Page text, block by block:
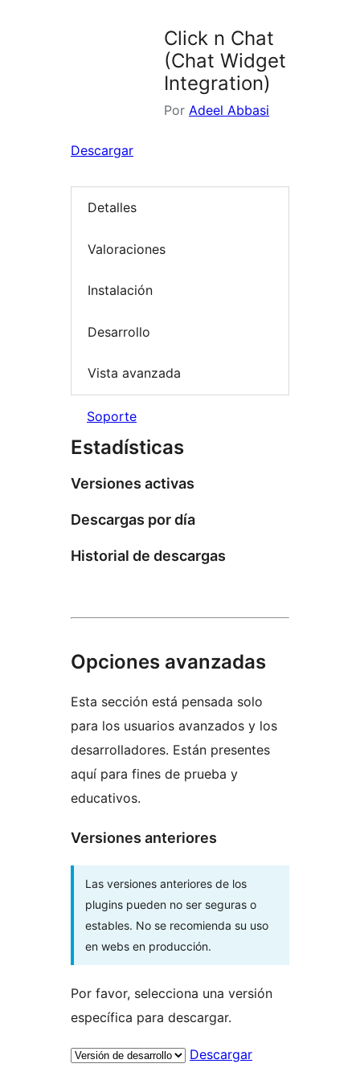
Click n Chat
(Chat Widget
Integration)
Por Adeel Abbasi
Descargar
Detalles
Valoraciones
Instalación
Desarrollo
Vista avanzada
Soporte
Estadísticas
Versiones activas
Descargas por día
Historial de descargas
Opciones avanzadas
Esta sección está pensada solo
para los usuarios avanzados y los
desarrolladores. Están presentes
aquí para fines de prueba y
educativos.
Versiones anteriores
Las versiones anteriores de los
plugins pueden no ser seguras o
estables. No se recomienda su uso
en webs en producción.
Por favor, selecciona una versión
específica para descargar.
Descargar